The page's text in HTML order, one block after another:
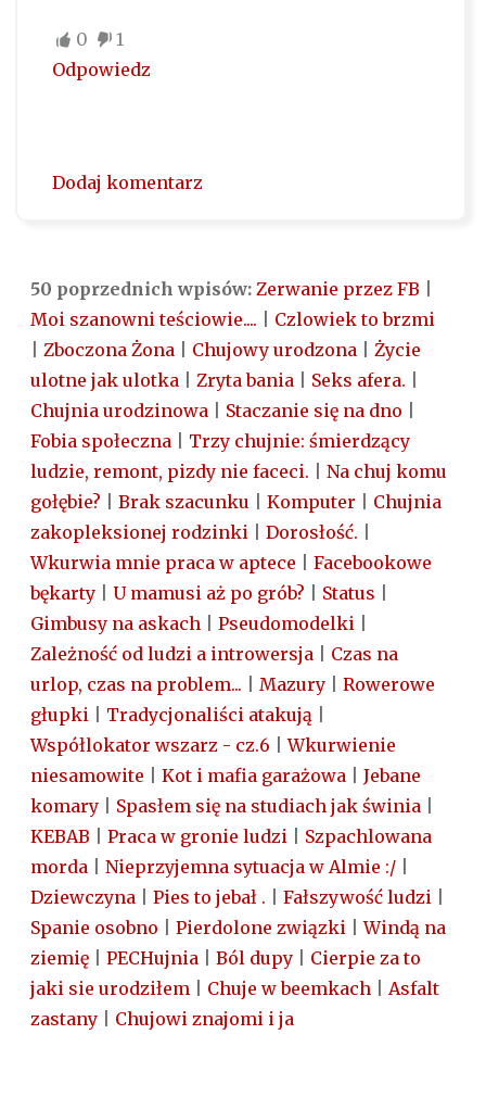
0
1
Odpowiedz
Dodaj komentarz
50 poprzednich wpisów: Zerwanie przez FB
Moi szanowni teściowie....
Czlowiek to brzmi
Zboczona Żona Chujowy urodzona
Życie
ulotne jak ulotka
Zryta bania Seks afera.
Chujnia urodzinowa
Staczanie się na dno
Fobia społeczna
Trzy chujnie: śmierdzący
ludzie, remont, pizdy nie faceci.
Na chuj komu
gołębie?
Brak szacunku Komputer
Chujnia
zakopleksionej rodzinki
Dorosłość.
Wkurwia mnie praca w aptece
Facebookowe
bękarty
U mamusi aż po grób? Status
Gimbusy na askach
Pseudomodelki
Zależność od ludzi a introwersja
Czas na
urlop, czas na problem...
Mazury
Rowerowe
głupki
Tradycjonaliści atakują
Współlokator wszarz - cz.6 |Wkurwienie
niesamowite
Kot i mafia garażowa
Jebane
komary
Spasłem się na studiach jak świnia
KEBAB
Praca w gronie ludzi
Szpachlowana
morda
Nieprzyjemna sytuacja w Almie :/
Dziewczyna
Pies to jebał . Fałszywość ludzi
Spanie osobno
Pierdolone związki |Windą na
ziemię
PECHujnia Ból dupy
Cierpie za to
jaki sie urodziłem
Chuje w beemkach
Asfalt
zastany
Chujowi znajomi i ja